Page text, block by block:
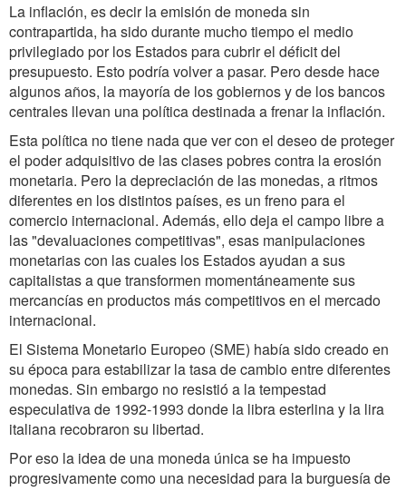
La inflación, es decir la emisión de moneda sin
contrapartida, ha sido durante mucho tiempo el medio
privilegiado por los Estados para cubrir el déficit del
presupuesto. Esto podría volver a pasar. Pero desde hace
algunos años, la mayoría de los gobiernos y de los bancos
centrales llevan una política destinada a frenar la inflación.
Esta política no tiene nada que ver con el deseo de proteger
el poder adquisitivo de las clases pobres contra la erosión
monetaria. Pero la depreciación de las monedas, a ritmos
diferentes en los distintos países, es un freno para el
comercio internacional. Además, ello deja el campo libre a
las "devaluaciones competitivas", esas manipulaciones
monetarias con las cuales los Estados ayudan a sus
capitalistas a que transformen momentáneamente sus
mercancías en productos más competitivos en el mercado
internacional.
El Sistema Monetario Europeo (SME) había sido creado en
su época para estabilizar la tasa de cambio entre diferentes
monedas. Sin embargo no resistió a la tempestad
especulativa de 1992-1993 donde la libra esterlina y la lira
italiana recobraron su libertad.
Por eso la idea de una moneda única se ha impuesto
progresivamente como una necesidad para la burguesía de